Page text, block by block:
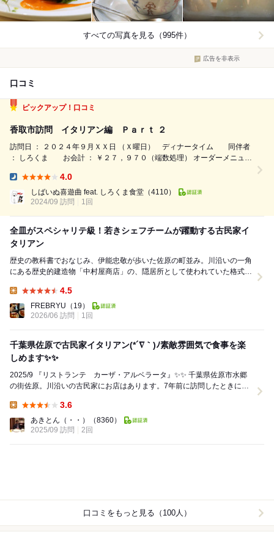
すべての写真を見る（995件）
広告を非表示
口コミ
ピックアップ！口コミ
香取市訪問 イタリアン編 Ｐａｒｔ ２
訪問日 ： ２０２４年９月ＸＸ日 （Ｘ曜日） ディナータイム 同伴者
： しろくま お会計 ： ￥２７，９７０（端数処理） オーダーメニュー
（（￥１０，９１０×２）＋￥６００＋￥７００） 外税（サ別） ＜構成
＞ ...
4.0
しばいぬ喜遊曲 feat. しろくま食堂 （4110）
2024/09 訪問
1回
全皿がスペシャリテ級！若きシェフチームが躍動する古民家イ
タリアン
​歴史の教科書でおなじみ、伊能忠敬が歩いた佐原の町並み。川沿いの一角
にある歴史的建造物「中村屋商店」の、隠居所として使われていた格式あ
4.5
FREBRYU （19）
2026/06 訪問
1回
千葉県佐原で古民家イタリアン(*´∇｀)ﾉ素敵雰囲気で食事を楽
しめます✨✨
2025/9 『リストランテ カーザ・アルベラータ』✨✨ 千葉県佐原市水郷
の街佐原。川沿いの古民家にお店はあります。7年前に訪問したときには
3.6
あきとん（・・）
（8360）
2025/09 訪問
2回
口コミをもっと見る（100人）